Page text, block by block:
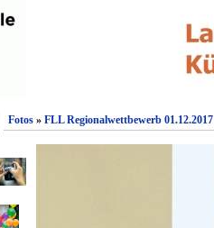
Fotos »FLL Regionalwettbewerb 01.12.2017